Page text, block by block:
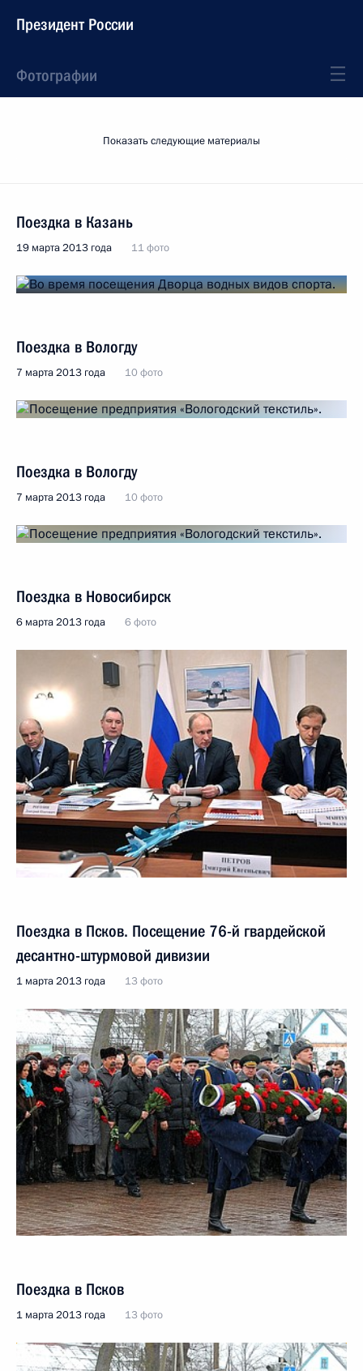
Президент России
Фотографии
Показать следующие материалы
Поездка в Казань
19 марта 2013 года 11 фото
Поездка в Вологду
7 марта 2013 года 10 фото
Поездка в Вологду
7 марта 2013 года 10 фото
Поездка в Новосибирск
6 марта 2013 года 6 фото
Поездка в Псков. Посещение 76-й гвардейской
десантно-штурмовой дивизии
1 марта 2013 года 13 фото
Поездка в Псков
1 марта 2013 года 13 фото